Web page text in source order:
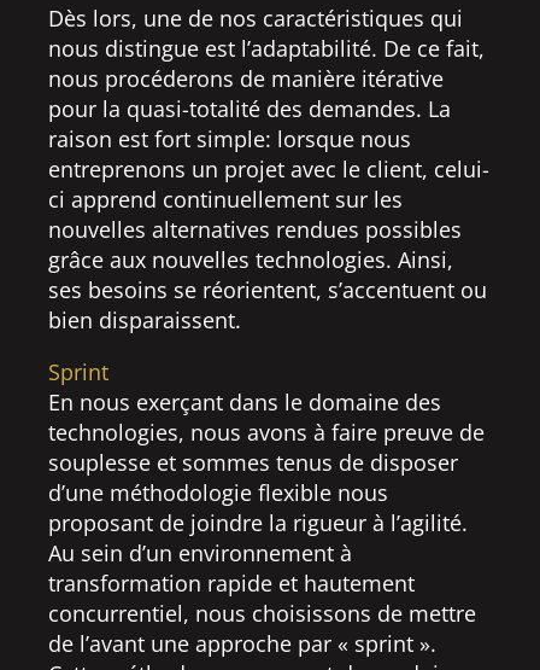
Dès lors, une de nos caractéristiques qui
nous distingue est l’adaptabilité. De ce fait,
nous procéderons de manière itérative
pour la quasi-totalité des demandes. La
raison est fort simple: lorsque nous
entreprenons un projet avec le client, celui-
ci apprend continuellement sur les
nouvelles alternatives rendues possibles
grâce aux nouvelles technologies. Ainsi,
ses besoins se réorientent, s’accentuent ou
bien disparaissent.
Sprint
En nous exerçant dans le domaine des
technologies, nous avons à faire preuve de
souplesse et sommes tenus de disposer
d’une méthodologie flexible nous
proposant de joindre la rigueur à l’agilité.
Au sein d’un environnement à
transformation rapide et hautement
concurrentiel, nous choisissons de mettre
de l’avant une approche par « sprint ».